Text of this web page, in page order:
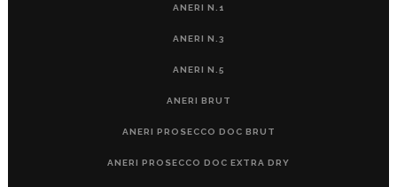
ANERI N.1
ANERI N.3
ANERI N.5
ANERI BRUT
ANERI PROSECCO DOC BRUT
ANERI PROSECCO DOC EXTRA DRY